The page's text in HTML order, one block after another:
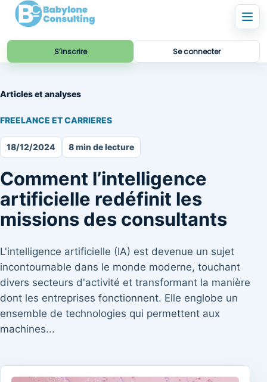
S’inscrire Se connecter
Articles et analyses
FREELANCE ET CARRIERES
18/12/2024 8 min de lecture
Comment l’intelligence
artificielle redéfinit les
missions des consultants
L'intelligence artificielle (IA) est devenue un sujet
incontournable dans le monde moderne, touchant
divers secteurs d'activité et transformant la manière
dont les entreprises fonctionnent. Elle englobe un
ensemble de technologies qui permettent aux
machines...